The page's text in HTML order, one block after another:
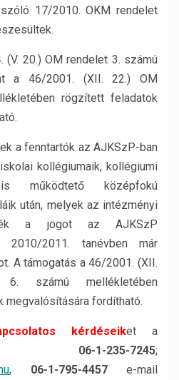
17/2010. OKM rendelet
20.) OM rendelet 3. számú
a 46/2001. (XII. 22.) OM
rögzített feladatok
a fenntartók az AJKSzP-ban
kollégiumaik, kollégiumi
is működtető középfokú
után, melyek az intézményi
a jogot az AJKSzP
2011. tanévben már
A támogatás a 46/2001. (XII.
számú mellékletében
megvalósítására fordítható.
kérdéseiket a
06-1-235-7245;
, 06-1-795-4457e-mail